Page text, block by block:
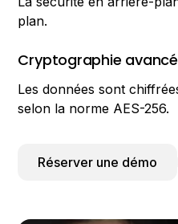
plan.
Cryptographie
Les données sont
selon la norme AES-256.
Réserver une démo